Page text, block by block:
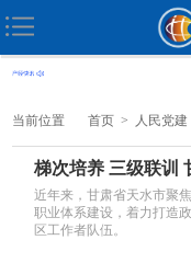
当前位置 首页 > 人民党建
梯次培养 三级联训
近年来，甘肃省天水市聚
职业体系建设，着力打造
区工作者队伍。